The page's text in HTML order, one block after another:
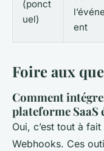
(ponct
uel)
ent
Foire aux
Comment
plateforme SaaS
Oui, c’est tout à
Webhooks. Ces